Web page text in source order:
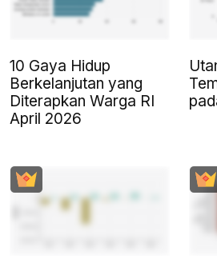
10 Gaya Hidup
Berkelanjutan yang
Diterapkan Warga RI
April 2026